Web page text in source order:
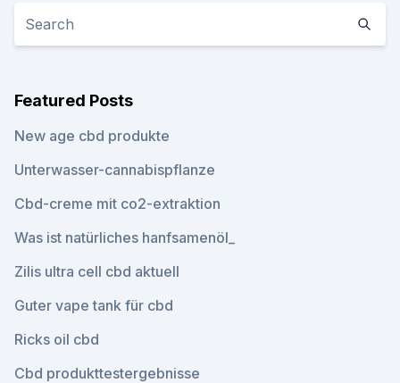
Featured Posts
New age cbd produkte
Unterwasser-cannabispflanze
Cbd-creme mit co2-extraktion
Was ist natürliches hanfsamenöl_
Zilis ultra cell cbd aktuell
Guter vape tank für cbd
Ricks oil cbd
Cbd produkttestergebnisse